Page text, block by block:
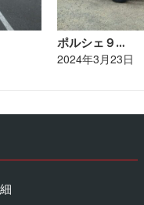
ポルシェ９…
2024年3月23日